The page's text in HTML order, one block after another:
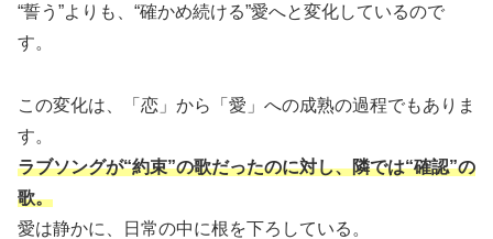
“誓う”よりも、“確かめ続ける”愛へと変化しているので
す。
この変化は、「恋」から「愛」への成熟の過程でもありま
す。
ラブソングが“約束”の歌だったのに対し、隣では“確認”の
歌。
愛は静かに、日常の中に根を下ろしている。